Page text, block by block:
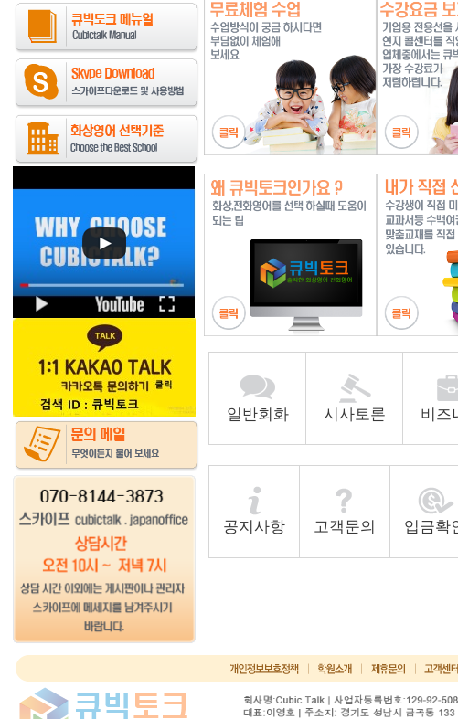
일반회화 시사토론 비즈
공지사항 고객문의 입금확